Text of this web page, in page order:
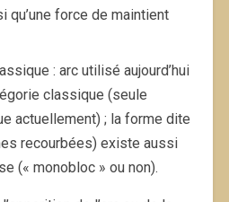
qu’une force de maintient
: arc utilisé aujourd’hui
classique (seule
actuellement) ; la forme dite
recourbées) existe aussi
(« monobloc » ou non).